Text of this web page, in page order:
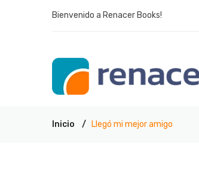
Bienvenido a Renacer Books!
Inicio Llegó mi mejor amigo